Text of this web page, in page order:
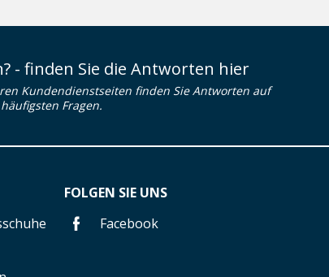
- finden Sie die Antworten hier
Kundendienstseiten finden Sie Antworten auf
Fragen.
FOLGEN SIE UNS
Facebook